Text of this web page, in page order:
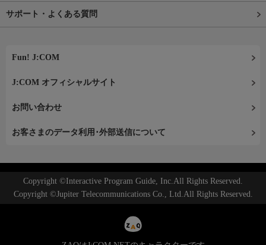
サポート・よくある質問
Fun! J:COM
J:COM オフィシャルサイト
お問い合わせ
お客さまのデータ利用･外部送信について
Copyright ©Interactive Program Guide, Inc.All Rights Reserved.
Copyright ©Jupiter Telecommunications Co., Ltd.All Rights Reserved.